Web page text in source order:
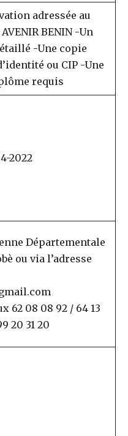
adressée au
BENIN -Un
-Une copie
ou CIP -Une
requis
2022
Départementale
ou via l’adresse
62 08 08 92 / 64 13
20 31 20